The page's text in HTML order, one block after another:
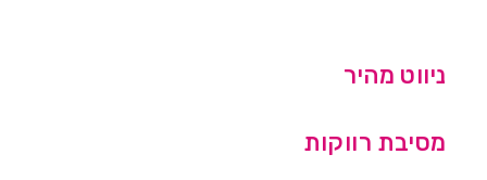
ניווט מהיר
מסיבת רווקות